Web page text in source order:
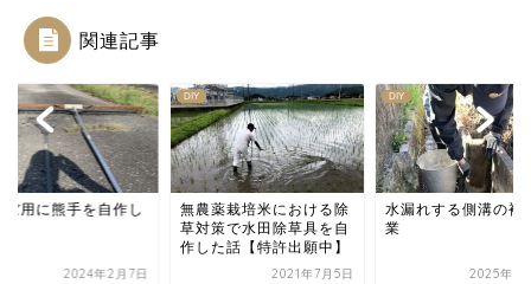
関連記事
ぼ用に熊手を自作し
2024年2月7日
DIY
無農薬栽培米における除
草対策で水田除草具を自
作した話【特許出願中】
2021年7月5日
DIY
水漏れする側溝の補
業
2025年3